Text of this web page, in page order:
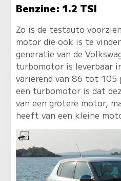
Benzine: 1.2 TSI
Zo is de testauto
motor die ook is te
generatie van de
turbomotor is leverbaar
variërend van 86 tot 105
een turbomotor is dat
van een grotere motor,
heeft van een kleine